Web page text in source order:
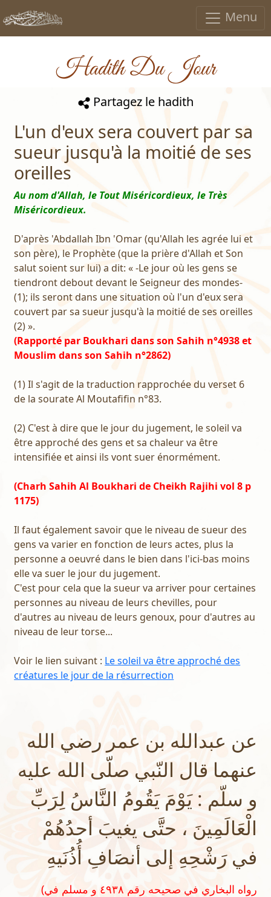
Menu
Hadith Du Jour
Partagez le hadith
L'un d'eux sera couvert par sa
sueur jusqu'à la moitié de ses
oreilles
Au nom d'Allah, le Tout Miséricordieux, le Très
Miséricordieux.
D'après 'Abdallah Ibn 'Omar (qu'Allah les agrée lui et
son père), le Prophète (que la prière d'Allah et Son
salut soient sur lui) a dit: « -Le jour où les gens se
tiendront debout devant le Seigneur des mondes-
(1); ils seront dans une situation où l'un d'eux sera
couvert par sa sueur jusqu'à la moitié de ses oreilles
(2) ».
(Rapporté par Boukhari dans son Sahih n°4938 et
Mouslim dans son Sahih n°2862)
(1) Il s'agit de la traduction rapprochée du verset 6
de la sourate Al Moutafifin n°83.
(2) C'est à dire que le jour du jugement, le soleil va
être approché des gens et sa chaleur va être
intensifiée et ainsi ils vont suer énormément.
(Charh Sahih Al Boukhari de Cheikh Rajihi vol 8 p
1175)
Il faut également savoir que le niveau de sueur des
gens va varier en fonction de leurs actes, plus la
personne a oeuvré dans le bien dans l'ici-bas moins
elle va suer le jour du jugement.
C'est pour cela que la sueur va arriver pour certaines
personnes au niveau de leurs chevilles, pour
d'autres au niveau de leurs genoux, pour d'autres au
niveau de leur torse...
Voir le lien suivant : Le soleil va être approché des
créatures le jour de la résurrection
عن عبدالله بن عمر رضي الله
عنهما قال النّبي صلّى الله عليه
و سلّم : يَوْمَ يَقُومُ النَّاسُ لِرَبِّ
الْعَالَمِينَ ، حتَّى يغيبَ أحدُهُمْ
في رَشْحِهِ إلى أنصَافِ أُذُنَيهِ
(رواه البخاري في صحيحه رقم ٤٩٣٨ و مسلم في